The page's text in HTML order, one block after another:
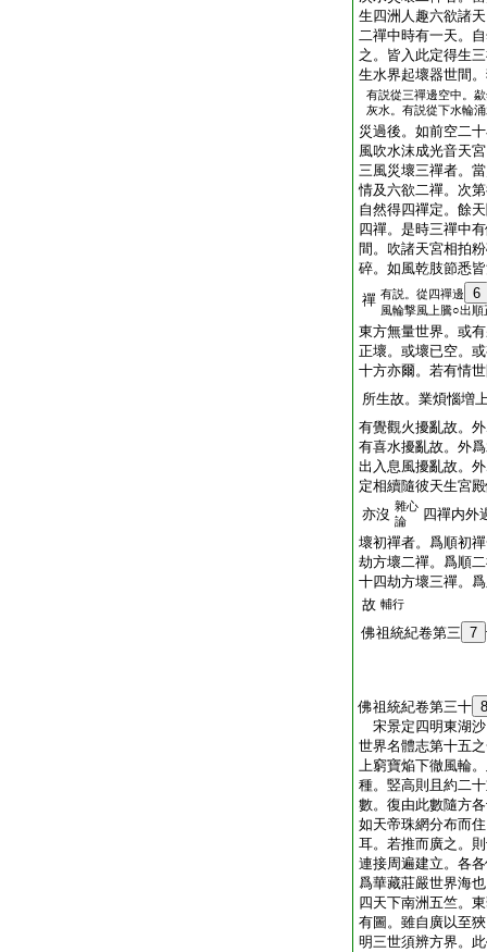
生四洲人趣六欲諸
二禪中時有一天。
之。皆入此定得生
生水界起壞器世間
有説從三禪邊空中。
灰水。有説從下水輪
災過後。如前空二
風吹水沫成光音天
三風災壞三禪者。
情及六欲二禪。次
自然得四禪定。餘
四禪。是時三禪中
間。吹諸天宮相拍
碎。如風乾肢節悉
禪 有説。從四禪邊 6
風輪撃風上騰○出
東方無量世界。或
正壞。或壞已空。
十方亦爾。若有情
所生故。業煩惱増
有覺觀火擾亂故。
有喜水擾亂故。外
出入息風擾亂故。
定相續隨彼天生宮
亦沒 雜心
論
四禪内外
壞初禪者。爲順初
劫方壞二禪。爲順
十四劫方壞三禪。
故 輔行
佛祖統紀卷第三 7
佛祖統紀卷第三十 8
宋景定四明東湖
世界名體志第十五
上窮寶焔下徹風輪
種。竪高則且約二
數。復由此數隨方
如天帝珠網分布而
耳。若推而廣之。
連接周遍建立。各
爲華藏莊嚴世界海
四天下南洲五竺。
有圖。雖自廣以至
明三世須辨方界。